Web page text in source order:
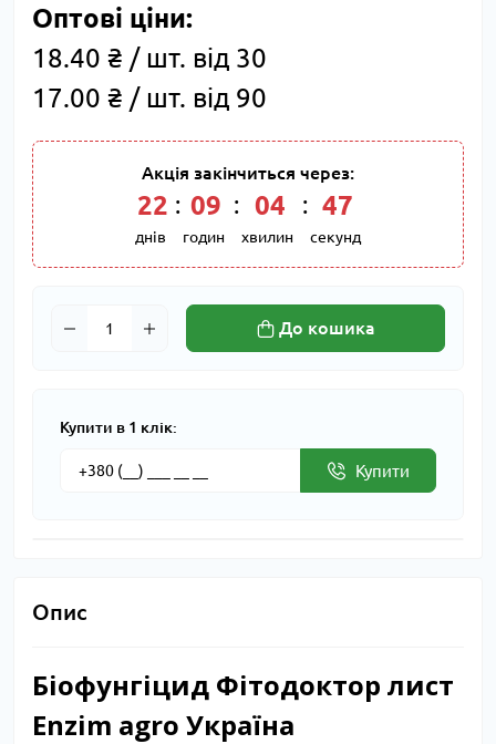
Оптові ціни:
18.40 ₴ / шт. від 30
17.00 ₴ / шт. від 90
Акція закінчиться через:
22
днів
: 09
годин
: 04
хвилин
: 46
секунд
До кошика
Купити в 1 клік:
Купити
Опис
Біофунгіцид Фітодоктор лист
Enzim agro Україна